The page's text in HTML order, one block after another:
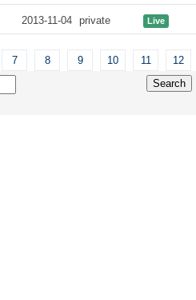
2013-11-04 private Live
7 8 9 10 11 12